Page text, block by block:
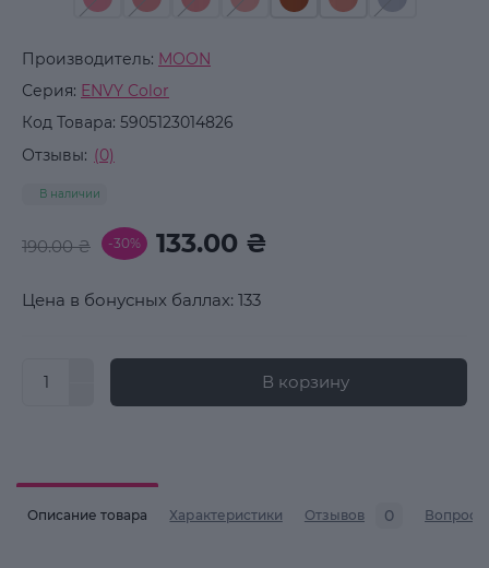
Производитель: MOON
Серия: ENVY Color
Код Товара: 5905123014826
Отзывы: (0)
В наличии
190.00 ₴ -30% 133.00 ₴
Цена в бонусных баллах: 133
В корзину
Описание товара Характеристики Отзывов 0 Вопросы